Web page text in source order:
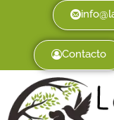
Contacto